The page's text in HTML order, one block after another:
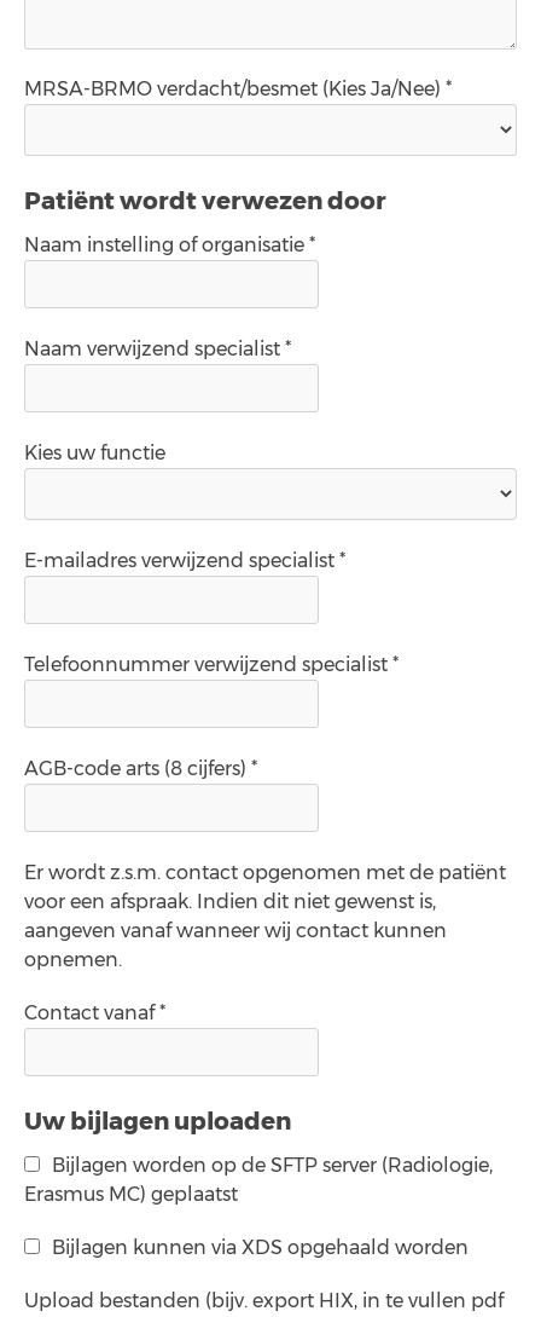
MRSA-BRMO verdacht/besmet (Kies Ja/Nee) *
Patiënt wordt verwezen door
Naam instelling of organisatie *
Naam verwijzend specialist *
Kies uw functie
E-mailadres verwijzend specialist *
Telefoonnummer verwijzend specialist *
AGB-code arts (8 cijfers) *
Er wordt z.s.m. contact opgenomen met de patiënt
voor een afspraak. Indien dit niet gewenst is,
aangeven vanaf wanneer wij contact kunnen
opnemen.
Contact vanaf *
Uw bijlagen uploaden
Bijlagen worden op de SFTP server (Radiologie,
Erasmus MC) geplaatst
Bijlagen kunnen via XDS opgehaald worden
Upload bestanden (bijv. export HIX, in te vullen pdf